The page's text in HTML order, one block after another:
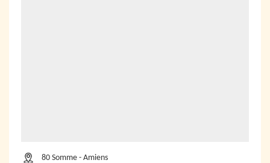
80 Somme - Amiens